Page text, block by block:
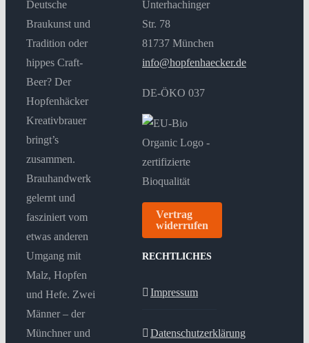
Deutsche
Braukunst und
Tradition oder
hippes Craft-
Beer? Der
Hopfenhäcker
Kreativbrauer
bringt’s
zusammen.
Brauhandwerk
gelernt und
fasziniert vom
etwas anderen
Umgang mit
Malz, Hopfen
und Hefe. Zwei
Männer – der
Münchner und
Unterhachinger
Str. 78
81737 München
info@hopfenhaecker.de
DE-ÖKO 037
Vertrag
widerrufen
RECHTLICHES
Impressum
Datenschutzerklärung